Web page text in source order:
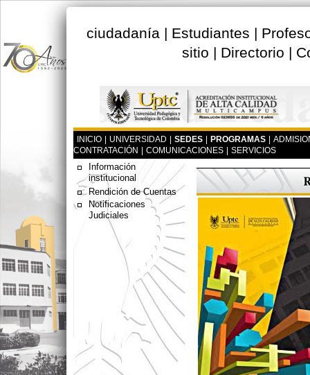
ciudadanía | Estudiantes |
sitio | Directorio |
INICIO UNIVERSIDAD SEDES PROGRAMAS
CONTRATACIÓN
COMUNICACIONES SERVICIOS
Información
institucional
Rendición de Cuentas
Notificaciones
Judiciales